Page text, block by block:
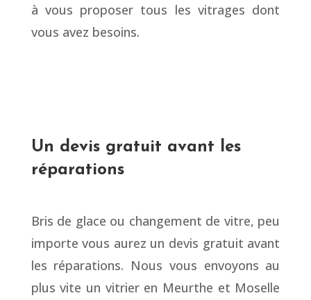
à vous proposer tous les vitrages dont
vous avez besoins.
Un devis gratuit avant les
réparations
Bris de glace ou changement de vitre, peu
importe vous aurez un devis gratuit avant
les réparations. Nous vous envoyons au
plus vite un vitrier en Meurthe et Moselle